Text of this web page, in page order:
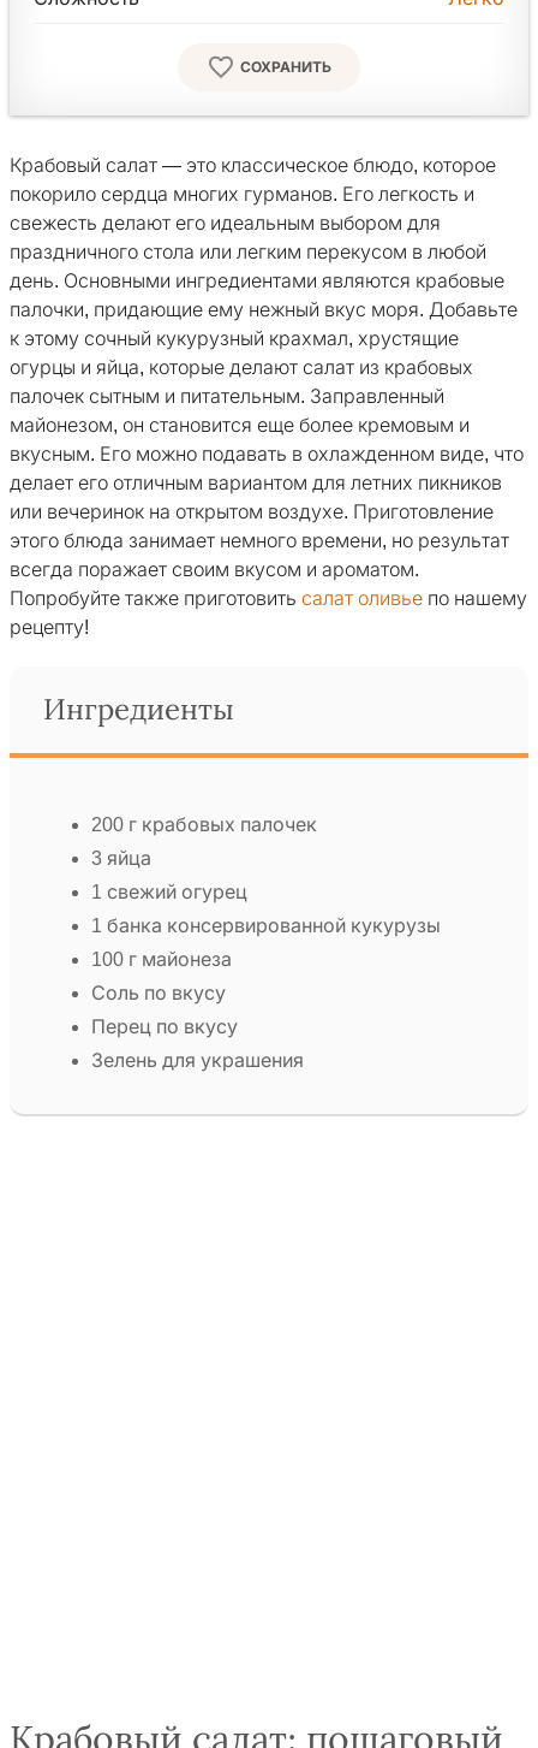
СОХРАНИТЬ
Крабовый салат — это классическое блюдо, которое
покорило сердца многих гурманов. Его легкость и
свежесть делают его идеальным выбором для
праздничного стола или легким перекусом в любой
день. Основными ингредиентами являются крабовые
палочки, придающие ему нежный вкус моря. Добавьте
к этому сочный кукурузный крахмал, хрустящие
огурцы и яйца, которые делают салат из крабовых
палочек сытным и питательным. Заправленный
майонезом, он становится еще более кремовым и
вкусным. Его можно подавать в охлажденном виде, что
делает его отличным вариантом для летних пикников
или вечеринок на открытом воздухе. Приготовление
этого блюда занимает немного времени, но результат
всегда поражает своим вкусом и ароматом.
Попробуйте также приготовить салат оливье по нашему
рецепту!
Ингредиенты
200 г крабовых палочек
3 яйца
1 свежий огурец
1 банка консервированной кукурузы
100 г майонеза
Соль по вкусу
Перец по вкусу
Зелень для украшения
Крабовый салат: пошаговый